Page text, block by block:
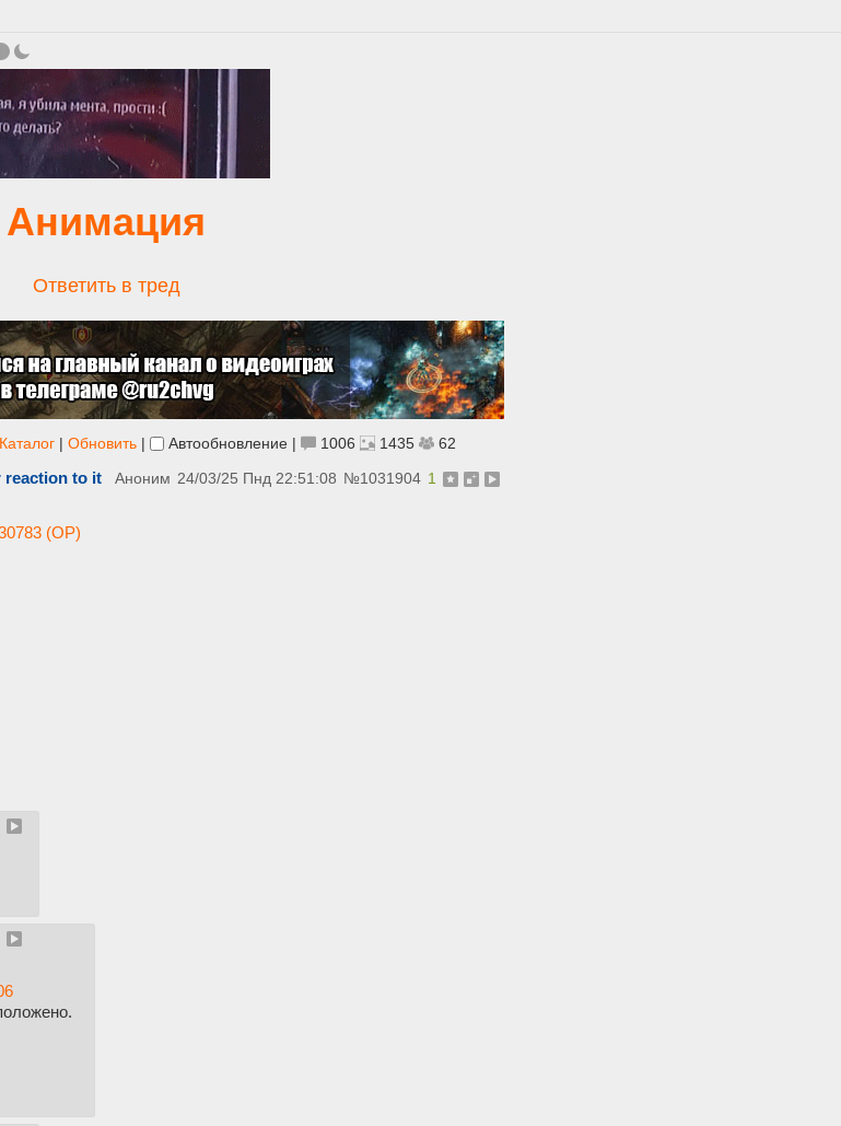
Анимация
Ответить в тред
Каталог | Обновить | Автообновление | 1006 1435 62
reaction to it Аноним 24/03/25 Пнд 22:51:08 №1031904 1
(OP)